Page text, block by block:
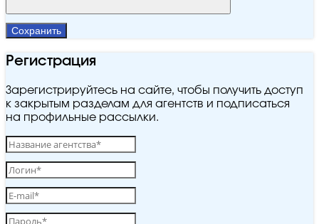
Сохранить
Регистрация
Зарегистрируйтесь на сайте, чтобы получить доступ
к закрытым разделам для агентств и подписаться
на профильные рассылки.